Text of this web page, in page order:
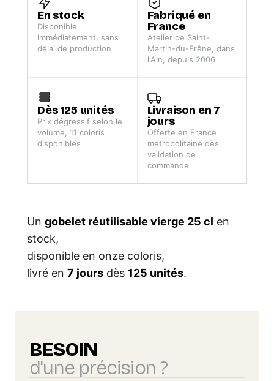
En stock
Disponible
immédiatement, sans
délai de production
Fabriqué en
France
Atelier de Saint-
Martin-du-Frêne, dans
l'Ain, depuis 2006
Dès 125 unités
Prix dégressif selon le
volume, 11 coloris
disponibles
Livraison en 7
jours
Offerte en France
métropolitaine dès
validation de
commande
Un gobelet réutilisable vierge 25 cl en
stock,
disponible en onze coloris,
livré en 7 jours dès 125 unités.
BESOIN
d'une précision ?